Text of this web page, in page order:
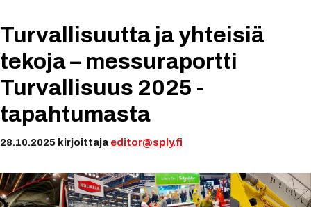
Turvallisuutta ja yhteisiä
tekoja – messuraportti
Turvallisuus 2025 -
tapahtumasta
28.10.2025 kirjoittaja editor@sply.fi